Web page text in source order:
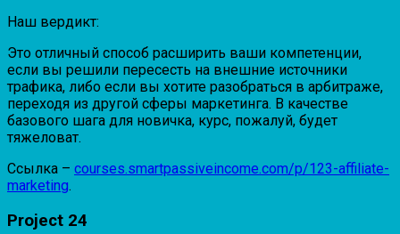
Наш вердикт:
Это отличный способ расширить ваши компетенции,
если вы решили пересесть на внешние источники
трафика, либо если вы хотите разобраться в арбитраже,
переходя из другой сферы маркетинга. В качестве
базового шага для новичка, курс, пожалуй, будет
тяжеловат.
Ссылка – courses.smartpassiveincome.com/p/123-affiliate-
marketing.
Project 24